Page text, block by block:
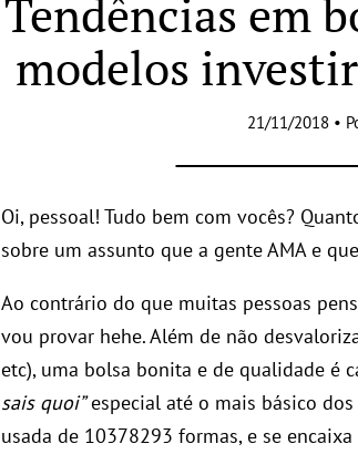
Tendências em
modelos
21/11/2018 •
Oi, pessoal! Tudo bem com vocês?
sobre um assunto que a gente AMA e
Ao contrário do que muitas pessoas
vou provar hehe. Além de não
etc), uma bolsa bonita e de qualidade é
sais quoi”especial até o mais básico
usada de 10378293 formas, e se